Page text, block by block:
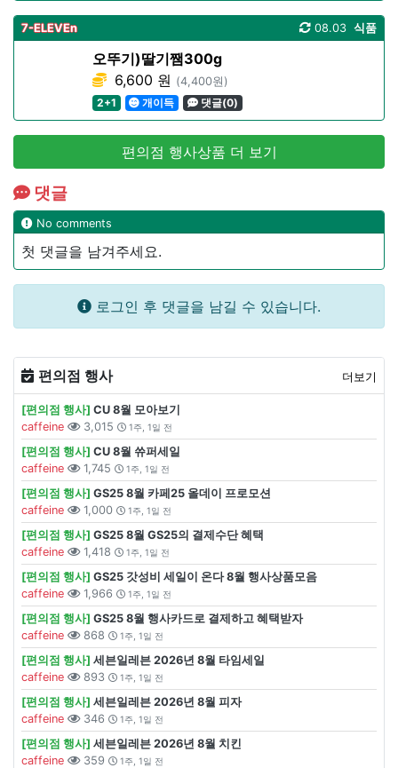
7-ELEVEn 식품
08.03
오뚜기)딸기쨈300g
6,600 원 (4,400원)
2+1
개이득 댓글(0)
편의점 행사상품 더 보기
댓글
No comments
첫 댓글을 남겨주세요.
로그인 후 댓글을 남길 수 있습니다.
편의점 행사 더보기
[편의점 행사] CU 8월 모아보기
caffeine
3,015 1주, 1일 전
[편의점 행사] CU 8월 쓔퍼세일
caffeine
1,745 1주, 1일 전
[편의점 행사] GS25 8월 카페25 올데이 프로모션
caffeine
1,000 1주, 1일 전
[편의점 행사] GS25 8월 GS25의 결제수단 혜택
caffeine
1,418 1주, 1일 전
[편의점 행사] GS25 갓성비 세일이 온다 8월 행사상품모음
caffeine
1,966 1주, 1일 전
[편의점 행사] GS25 8월 행사카드로 결제하고 혜택받자
caffeine
868 1주, 1일 전
[편의점 행사] 세븐일레븐 2026년 8월 타임세일
caffeine
893 1주, 1일 전
[편의점 행사] 세븐일레븐 2026년 8월 피자
caffeine
346 1주, 1일 전
[편의점 행사] 세븐일레븐 2026년 8월 치킨
caffeine
359 1주, 1일 전